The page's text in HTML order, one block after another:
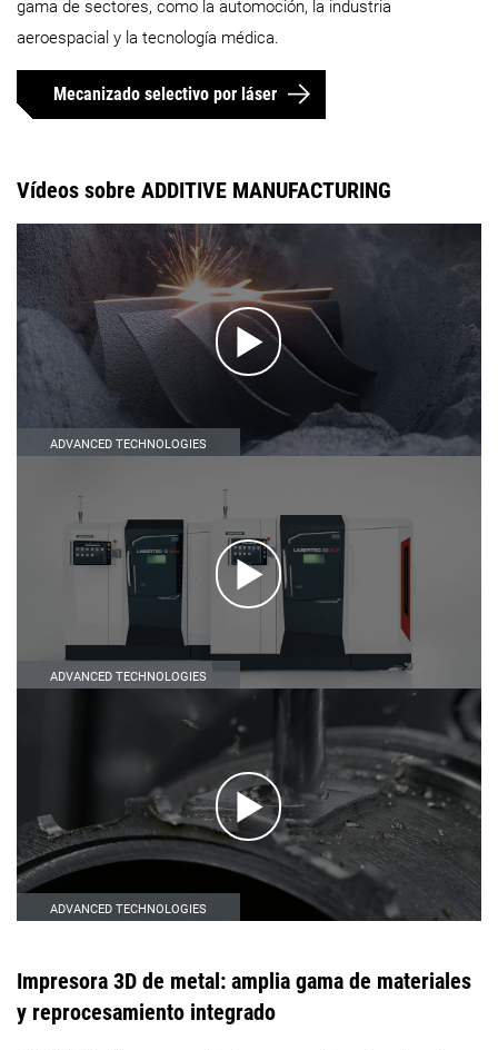
gama de sectores, como la automoción, la industria
aeroespacial y la tecnología médica.
Mecanizado selectivo por láser
Vídeos sobre ADDITIVE MANUFACTURING
ADVANCED TECHNOLOGIES
ADVANCED TECHNOLOGIES
ADVANCED TECHNOLOGIES
Impresora 3D de metal: amplia gama de materiales
y reprocesamiento integrado